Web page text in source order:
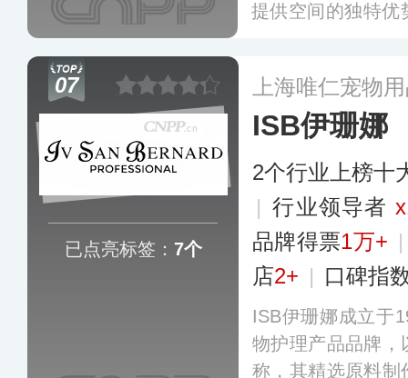
提供空间的独特优
07
已点亮标签： 7个
上海唯仁宠物
ISB伊珊娜
2个行业上榜十
| 行业领导者
品牌得票1万+
店2+ | 口碑指
ISB伊珊娜成立于
物护理产品品牌，
称，其精选原料制